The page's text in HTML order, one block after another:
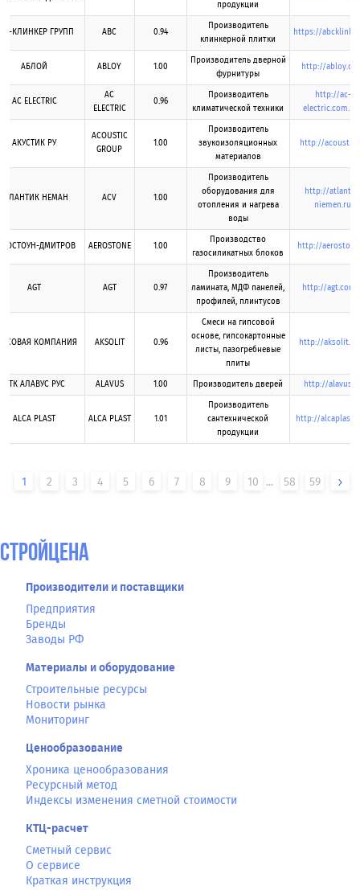
продукции
КЛИНКЕР ГРУПП ABC 0.94
Производитель
клинкерной плитки
https://
АБЛОЙ ABLOY 1.00
Производитель дверной
фурнитуры
http://
AC ЕLЕCTRIC
AC
ELECTRIC
0.96
Производитель
климатической техники
http://ac-
АКУСТИК РУ
ACOUSTIC
GROUP
1.00
Производитель
звукоизоляционных
материалов
http://
АТЛАНТИК НЕМАН ACV 1.00
Производитель
оборудования для
отопления и нагрева
воды
http://atlantic-
niemen.ru
ДМИТРОВ AEROSTONE 1.00
Производство
газосиликатных блоков
http://
AGT AGT 0.97
Производитель
ламината, МДФ панелей,
профилей, плинтусов
http://
КОМПАНИЯ AKSOLIT 0.96
Смеси на гипсовой
основе, гипсокартонные
листы, пазогребневые
плиты
http://
ПТК АЛАВУС РУС ALAVUS 1.00 Производитель дверей http://
ALCA PLAST ALCA PLAST 1.01
Производитель
сантехнической
продукции
http://
1 2 3 4 5 6 7 8 9 10 ... 58 59
СтройЦена
Производители и поставщики
Предприятия
Бренды
Заводы РФ
Материалы и оборудование
Строительные ресурсы
Новости рынка
Мониторинг
Ценообразование
Хроника ценообразования
Ресурсный метод
Индексы изменения сметной стоимости
КТЦ-расчет
Сметный сервис
О сервисе
Краткая инструкция